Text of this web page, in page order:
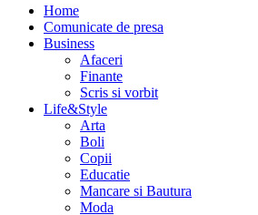
Home
Comunicate de presa
Business
Afaceri
Finante
Scris si vorbit
Life&Style
Arta
Boli
Copii
Educatie
Mancare si Bautura
Moda